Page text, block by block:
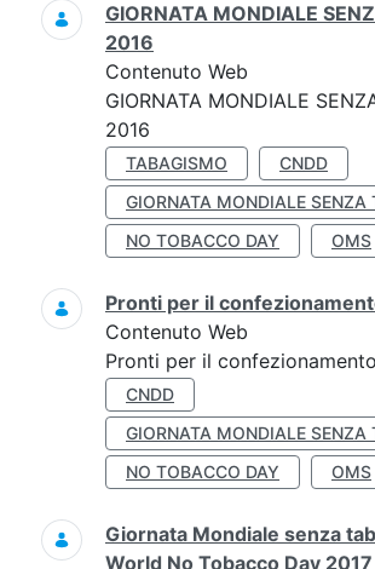
GIORNATA MONDIALE
2016
Contenuto Web
GIORNATA MONDIALE
2016
TABAGISMO
CNDD
GIORNATA MONDIALE SENZA
NO TOBACCO DAY
OMS
Pronti per il
Contenuto Web
Pronti per il
CNDD
GIORNATA MONDIALE SENZA
NO TOBACCO DAY
OMS
Giornata Mondiale senza
World No Tobacco Day 2017